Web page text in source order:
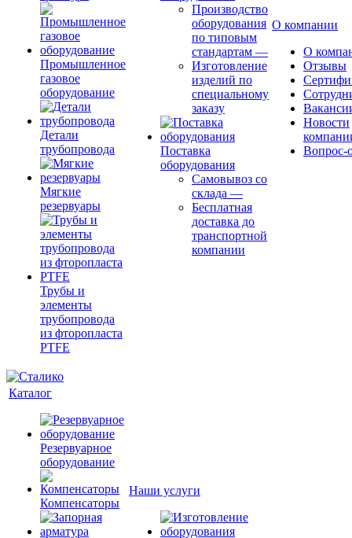
Промышленное
газовое
оборудование
Детали
трубопровода
Мягкие
резервуары
Трубы и
элементы
трубопровода
из фторопласта
PTFE
Производство
оборудования
по типовым
стандартам —
Изготовление
изделий по
специальному
заказу
Поставка
оборудования
Самовывоз со
склада —
Бесплатная
доставка до
транспортной
компании
О компании
О
Отзывы
Новости
Вопрос-
Каталог
Резервуарное
оборудование
Компенсаторы
Наши услуги